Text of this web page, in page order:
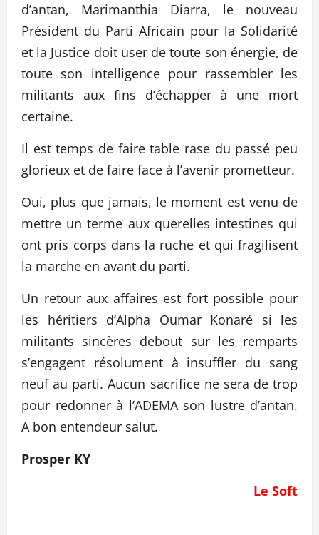
d’antan, Marimanthia Diarra, le nouveau
Président du Parti Africain pour la Solidarité
et la Justice doit user de toute son énergie, de
toute son intelligence pour rassembler les
militants aux fins d’échapper à une mort
certaine.
Il est temps de faire table rase du passé peu
glorieux et de faire face à l’avenir prometteur.
Oui, plus que jamais, le moment est venu de
mettre un terme aux querelles intestines qui
ont pris corps dans la ruche et qui fragilisent
la marche en avant du parti.
Un retour aux affaires est fort possible pour
les héritiers d’Alpha Oumar Konaré si les
militants sincères debout sur les remparts
s’engagent résolument à insuffler du sang
neuf au parti. Aucun sacrifice ne sera de trop
pour redonner à l’ADEMA son lustre d’antan.
A bon entendeur salut.
Prosper KY
Le Soft